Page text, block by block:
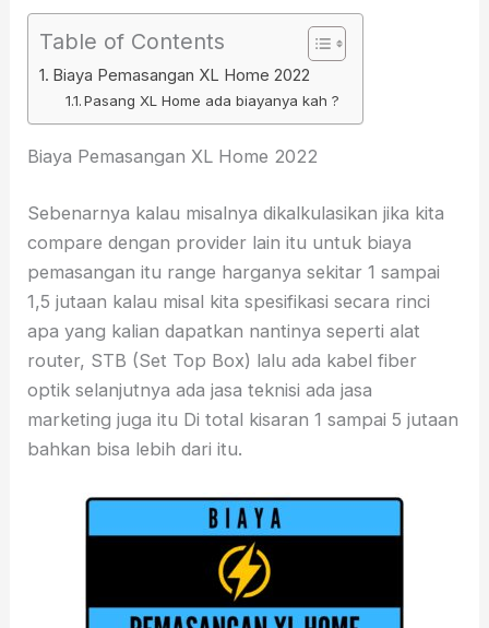
Table of Contents
Biaya Pemasangan XL Home 2022
Pasang XL Home ada biayanya kah ?
Biaya Pemasangan XL Home 2022
Sebenarnya kalau misalnya dikalkulasikan jika kita
compare dengan provider lain itu untuk biaya
pemasangan itu range harganya sekitar 1 sampai
1,5 jutaan kalau misal kita spesifikasi secara rinci
apa yang kalian dapatkan nantinya seperti alat
router, STB (Set Top Box) lalu ada kabel fiber
optik selanjutnya ada jasa teknisi ada jasa
marketing juga itu Di total kisaran 1 sampai 5 jutaan
bahkan bisa lebih dari itu.